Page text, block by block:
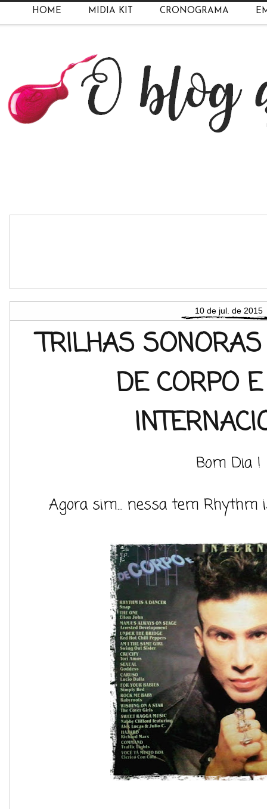
HOME MIDIA KIT CRONOGRAMA
10 de jul. de 2015
TRILHAS
DE CORPO
Bom Dia !
Agora sim... nessa tem Rhythm